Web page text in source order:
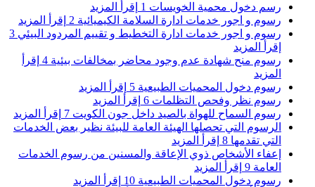
رسم دخول محمية الخويسات 1 إقرأ المزيد
رسوم و اجور خدمات ادارة السلامة الكيميائية 2 إقرأ المزيد
رسوم و اجور خدمات ادارة التخطيط و تقييم المردود البيئي 3
إقرأ المزيد
رسوم منح شهادة عدم وجود محاضر بمخالفات بيئية 4 إقرأ
المزيد
رسوم دخول المحميات الطبيعية 5 إقرأ المزيد
رسوم نظر وفحص التظلمات 6 إقرأ المزيد
رسوم السماح للهواة بالصيد داخل جون الكويت 7 إقرأ المزيد
الرسوم التي تحصلها الهيئة العامة للبيئة نظير بعض الخدمات
التي تقدمها 8 إقرأ المزيد
إعفاء الأشخاص ذوي الإعاقة والمسنين من رسوم الخدمات
العامة 9 إقرأ المزيد
رسوم دخول المحميات الطبيعية 10 إقرأ المزيد